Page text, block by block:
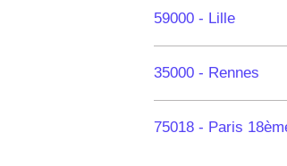
59000 - Lille
35000 - Rennes
75018 - Paris